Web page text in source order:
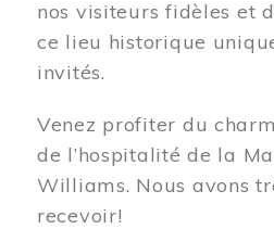
nos visiteurs fidèles et
ce lieu historique
invités.
Venez profiter du
de l’hospitalité de la
Williams. Nous avons
recevoir!